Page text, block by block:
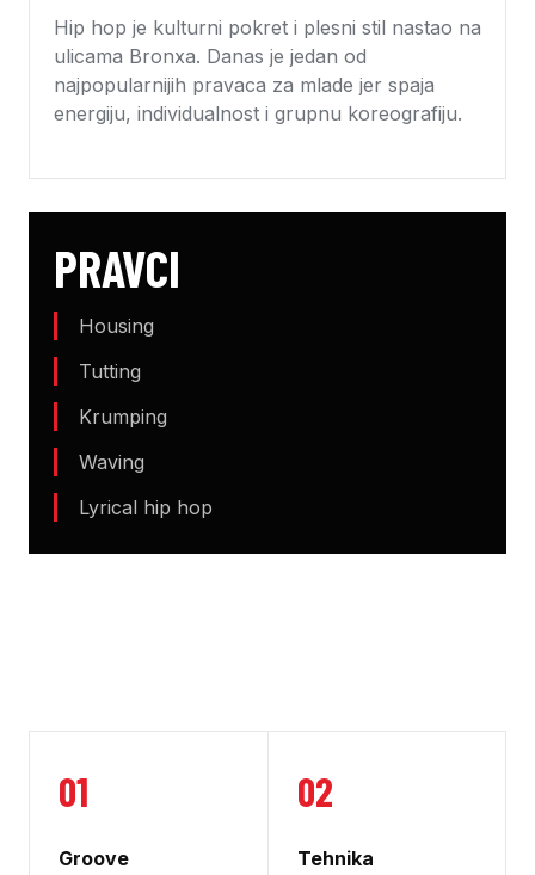
Hip hop je kulturni pokret i plesni stil nastao na
ulicama Bronxa. Danas je jedan od
najpopularnijih pravaca za mlade jer spaja
energiju, individualnost i grupnu koreografiju.
PRAVCI
Housing
Tutting
Krumping
Waving
Lyrical hip hop
01
Groove
02
Tehnika